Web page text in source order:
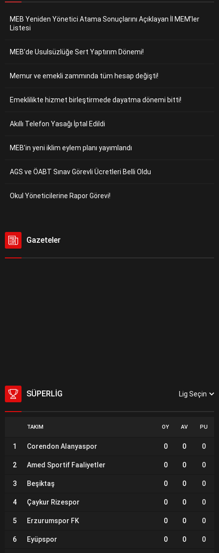
MEB Yeniden Yönetici Atama Sonuçlarını Açıklayan İl MEM’ler
Listesi
MEB’de Usulsüzlüğe Sert Yaptırım Dönemi!
Memur ve emekli zammında tüm hesap değişti!
Emeklilikte hizmet birleştirmede dayatma dönemi bitti!
Akıllı Telefon Yasağı İptal Edildi
MEB’in yeni iklim eylem planı yayımlandı
AGS ve ÖABT Sınav Görevli Ücretleri Belli Oldu
Okul Yöneticilerine Rapor Görevi!
Gazeteler
SÜPERLIG Lig Seçin
TAKIM OY AV PU
1 Corendon Alanyaspor 0 0 0
2 Amed Sportif Faaliyetler 0 0 0
3 Beşiktaş 0 0 0
4 Çaykur Rizespor 0 0 0
5 Erzurumspor FK 0 0 0
6 Eyüpspor 0 0 0